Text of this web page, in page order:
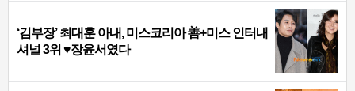
‘김부장’ 최대훈 아내, 미스코리아 善+미스 인터내
셔널 3위 ♥장윤서였다